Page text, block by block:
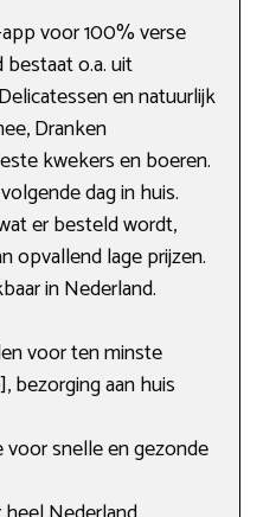
voor 100% verse
o.a. uit
en natuurlijk
Dranken
kwekers en boeren.
dag in huis.
er besteld wordt,
opvallend lage prijzen.
in Nederland.
voor ten minste
bezorging aan huis
snelle en gezonde